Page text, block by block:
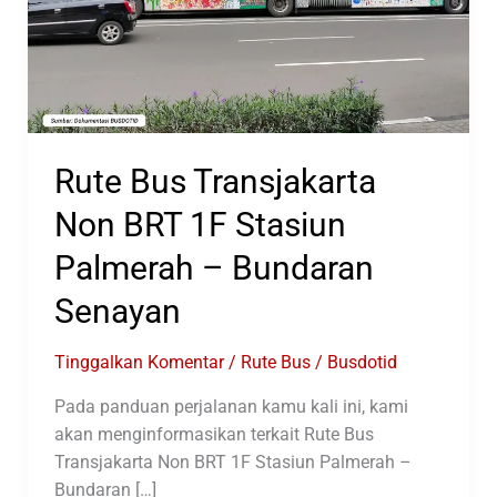
Rute Bus Transjakarta
Non BRT 1F Stasiun
Palmerah – Bundaran
Senayan
Tinggalkan Komentar / Rute Bus/ Busdotid
Pada panduan perjalanan kamu kali ini, kami
akan menginformasikan terkait Rute Bus
Transjakarta Non BRT 1F Stasiun Palmerah –
Bundaran […]